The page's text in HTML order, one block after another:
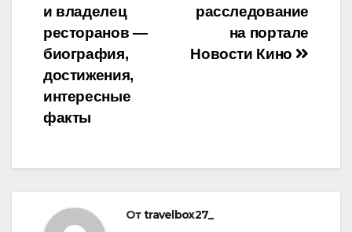
расследование
на портале
Новости Кино
и владелец
ресторанов —
биография,
достижения,
интересные
факты
Отtravelbox27_